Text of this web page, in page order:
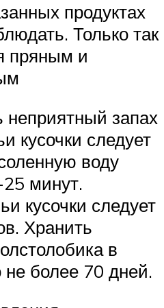
продуктах
Только так
пряным и
неприятный запах
кусочки следует
воду
минут.
кусочки следует
Хранить
в
более 70 дней.